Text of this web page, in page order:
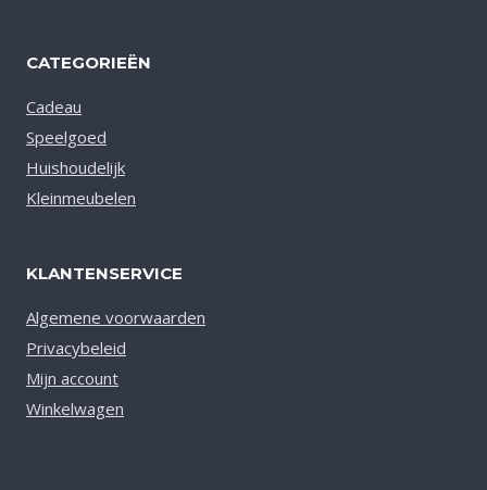
CATEGORIEËN
Cadeau
Speelgoed
Huishoudelijk
Kleinmeubelen
KLANTENSERVICE
Algemene voorwaarden
Privacybeleid
Mijn account
Winkelwagen